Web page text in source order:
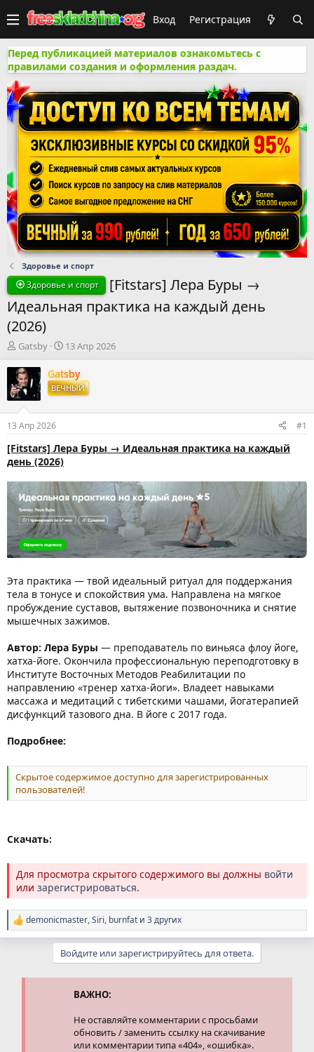
Вход Регистрация
Перед публикацией материалов ознакомьтесь с
правилами создания и оформления раздач.
Здоровье и спорт
Здоровье и спорт
[Fitstars] Лера Буры →
Идеальная практика на каждый день
(2026)
А
т
о
р
т
е
м
ы
Gatsby
Д
т
а
н
а
л
13 Апр 2026
Gatsby
ВЕЧНЫЙ
13 Апр 2026 #1
[Fitstars] Лера Буры → Идеальная практика на каждый
день (2026)
Эта практика — твой идеальный ритуал для поддержания
тела в тонусе и спокойствия ума. Направлена на мягкое
пробуждение суставов, вытяжение позвоночника и снятие
мышечных зажимов.
Автор: Лера Буры — преподаватель по виньяса флоу йоге,
хатха-йоге. Окончила профессиональную переподготовку в
Институте Восточных Методов Реабилитации по
направлению «тренер хатха-йоги». Владеет навыками
массажа и медитаций с тибетскими чашами, йогатерапией
дисфункций тазового дна. В йоге с 2017 года.
Подробнее:
Скрытое содержимое доступно для зарегистрированных
пользователей!
Скачать:
Для просмотра скрытого содержимого вы должны войти
или зарегистрироваться.
Р
е
demonicmaster,Siri, burnfat и 3 других
Войдите или зарегистрируйтесь для ответа.
ВАЖНО:
Не оставляйте комментарии с просьбами
обновить / заменить ссылку на скачивание
или комментарии типа «404», «ошибка».